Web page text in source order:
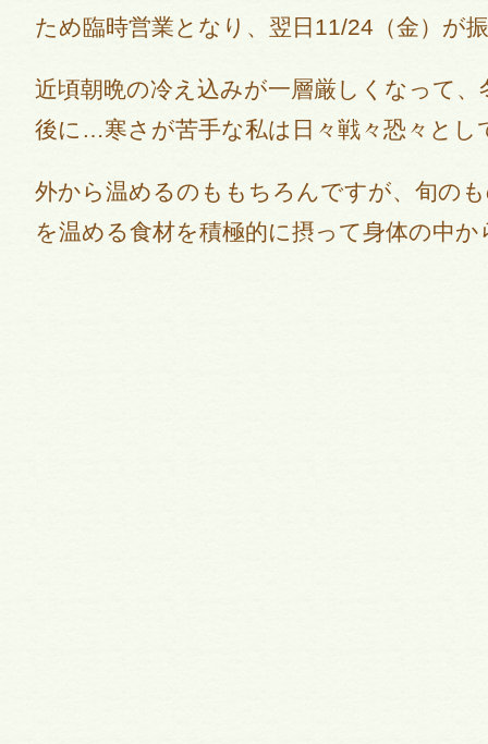
ため臨時営業となり、翌日11/24（金）が
近頃朝晩の冷え込みが一層厳しくなって
後に…寒さが苦手な私は日々戦々恐々とし
外から温めるのももちろんですが、旬の
を温める食材を積極的に摂って身体の中